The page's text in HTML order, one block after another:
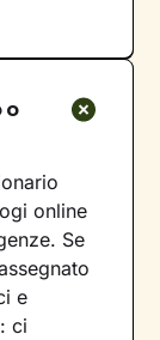
o
online
Se
e
ci